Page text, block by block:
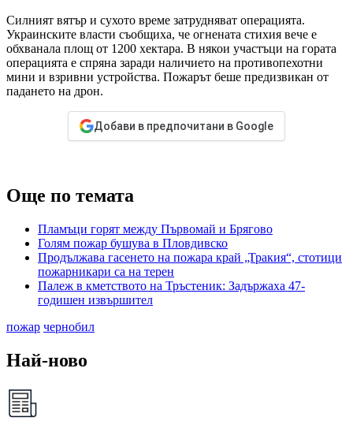
Силният вятър и сухото време затрудняват операцията.
Украинските власти съобщиха, че огнената стихия вече е
обхванала площ от 1200 хектара. В някои участъци на гората
операцията е спряна заради наличието на противопехотни
мини и взривни устройства. Пожарът беше предизвикан от
падането на дрон.
Добави в предпочитани в Google
Още по темата
Пламъци горят между Първомай и Брягово
Голям пожар бушува в Пловдивско
Продължава гасенето на пожара край „Тракия“, стотици
пожарникари са на терен
Палеж в кметството на Тръстеник: Задържаха 47-
годишен извършител
пожар чернобил
Най-ново